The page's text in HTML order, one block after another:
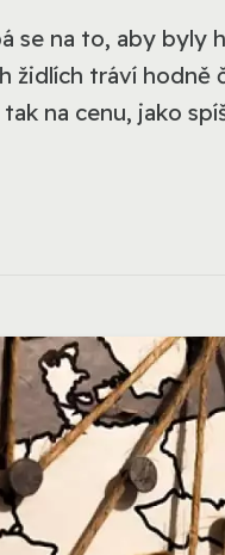
se na to, aby
židlích tráví hodně
na cenu, jako